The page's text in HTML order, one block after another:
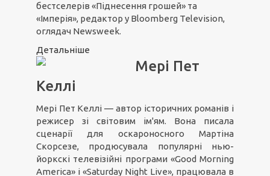
бестселерів «Піднесення грошей» та
«Імперія», редактор у Bloomberg Television,
оглядач Newsweek.
Детальніше
Мері Пет
Келлі
Мері Пет Келлі — автор історичних романів і
режисер зі світовим ім'ям. Вона писала
сценарії для оскароносного Мартіна
Скорсезе, продюсувала популярні нью-
йоркскі телевізійні програми «Good Morning
America» і «Saturday Night Live», працювала в